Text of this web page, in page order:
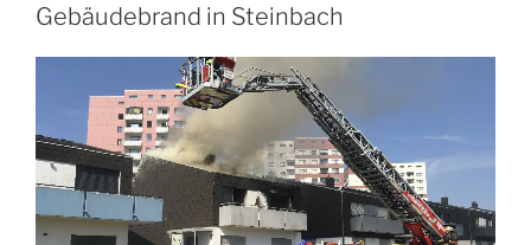
Gebäudebrand in Steinbach